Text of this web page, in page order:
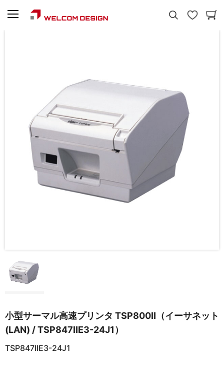
小型サーマル高速プリンタ TSP800II（イーサネット
(LAN) / TSP847IIE3-24J1）
TSP847IIE3-24J1